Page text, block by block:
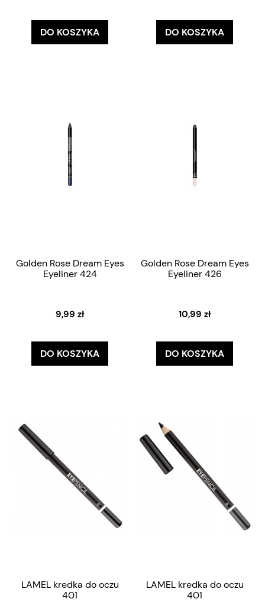
DO KOSZYKA DO KOSZYKA
Golden Rose Dream Eyes
Eyeliner 424
9,99 zł
DO KOSZYKA
Golden Rose Dream Eyes
Eyeliner 426
10,99 zł
DO KOSZYKA
LAMEL kredka do oczu
401
LAMEL kredka do oczu
401